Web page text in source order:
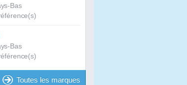
Bas
Bas
Toutes les marques